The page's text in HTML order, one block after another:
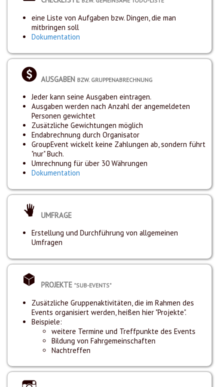
eine Liste von Aufgaben bzw. Dingen, die man
mitbringen soll
Dokumentation
AUSGABEN BZW. GRUPPENABRECHNUNG
Jeder kann seine Ausgaben eintragen.
Ausgaben werden nach Anzahl der angemeldeten
Personen gewichtet
Zusätzliche Gewichtungen möglich
Endabrechnung durch Organisator
GroupEvent wickelt keine Zahlungen ab, sondern führt
"nur" Buch.
Umrechnung für über 30 Währungen
Dokumentation
UMFRAGE
Erstellung und Durchführung von allgemeinen
Umfragen
PROJEKTE "SUB-EVENTS"
Zusätzliche Gruppenaktivitäten, die im Rahmen des
Events organisiert werden, heißen hier "Projekte".
Beispiele:
weitere Termine und Treffpunkte des Events
Bildung von Fahrgemeinschaften
Nachtreffen